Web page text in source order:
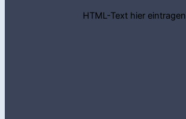
HTML-Text hier eintragen